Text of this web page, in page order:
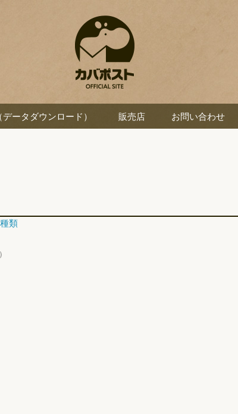
ータダウンロード） 販売店 お問い合わせ
類